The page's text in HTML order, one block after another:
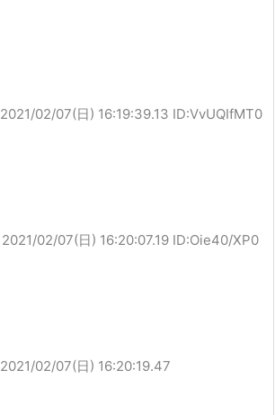
2021/02/07(日) 16:19:39.13 ID:VvUQIfMT0
2021/02/07(日) 16:20:07.19 ID:Oie40/XP0
2021/02/07(日) 16:20:19.47